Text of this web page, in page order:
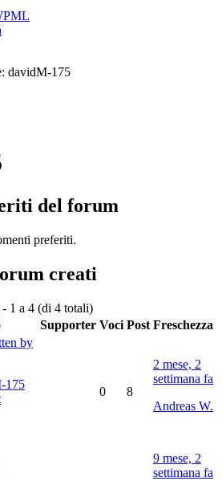
davidM-175
del forum
preferiti.
creati
1 a 4 (di 4 totali)
Supporter Voci Post Freschezza
by
175
0 8
2 mese, 2
settimana fa
Andreas W.
9 mese, 2
settimana fa